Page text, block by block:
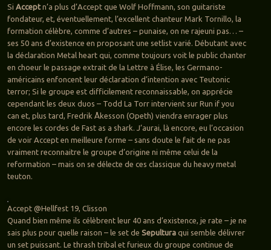
Si Acceptn’a plus d’Accept que Wolf Hoffmann, son guitariste
fondateur, et, éventuellement, l’excellent chanteur Mark Tornillo, la
formation célèbre, comme d’autres – punaise, on ne rajeuni pas… –
ses 50 ans d’existence en proposant une setlist varié. Débutant avec
la déclaration Metal heart qui, comme toujours voit le public chanter
en choeur le passage extrait de la Lettre à Élise, les Germano-
américains enfoncent leur déclaration d’intention avec Teutonic
terror; Si le groupe est difficilement reconnaissable, on apprécie
cependant les deux duos – Todd La Torr intervient sur Run if you
can et, plus tard, Fredrik Åkesson (Opeth) viendra enrager plus
encore les cordes de Fast as a shark. J’aurai, là encore, eu l’occasion
de voir Accept en meilleure forme – sans doute le fait de ne pas
vraiment reconnaitre le groupe d’origine ni même celui de la
reformation – mais on se délecte de ces classique du heavy metal
teuton.
Accept @Hellfest 19, Clisson
Quand bien même ils célèbrent leur 40 ans d’existence, je rate – je ne
sais plus pour quelle raison – le set de Sepultura qui semble délivrer
un set puissant. Le thrash tribal et furieux du groupe continue de